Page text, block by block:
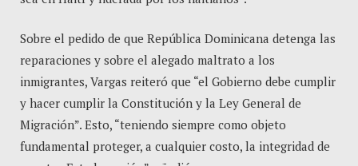
Sobre el pedido de que República Dominicana detenga las
reparaciones y sobre el alegado maltrato a los
inmigrantes, Vargas reiteró que “el Gobierno debe cumplir
y hacer cumplir la Constitución y la Ley General de
Migración”. Esto, “teniendo siempre como objeto
fundamental proteger, a cualquier costo, la integridad de